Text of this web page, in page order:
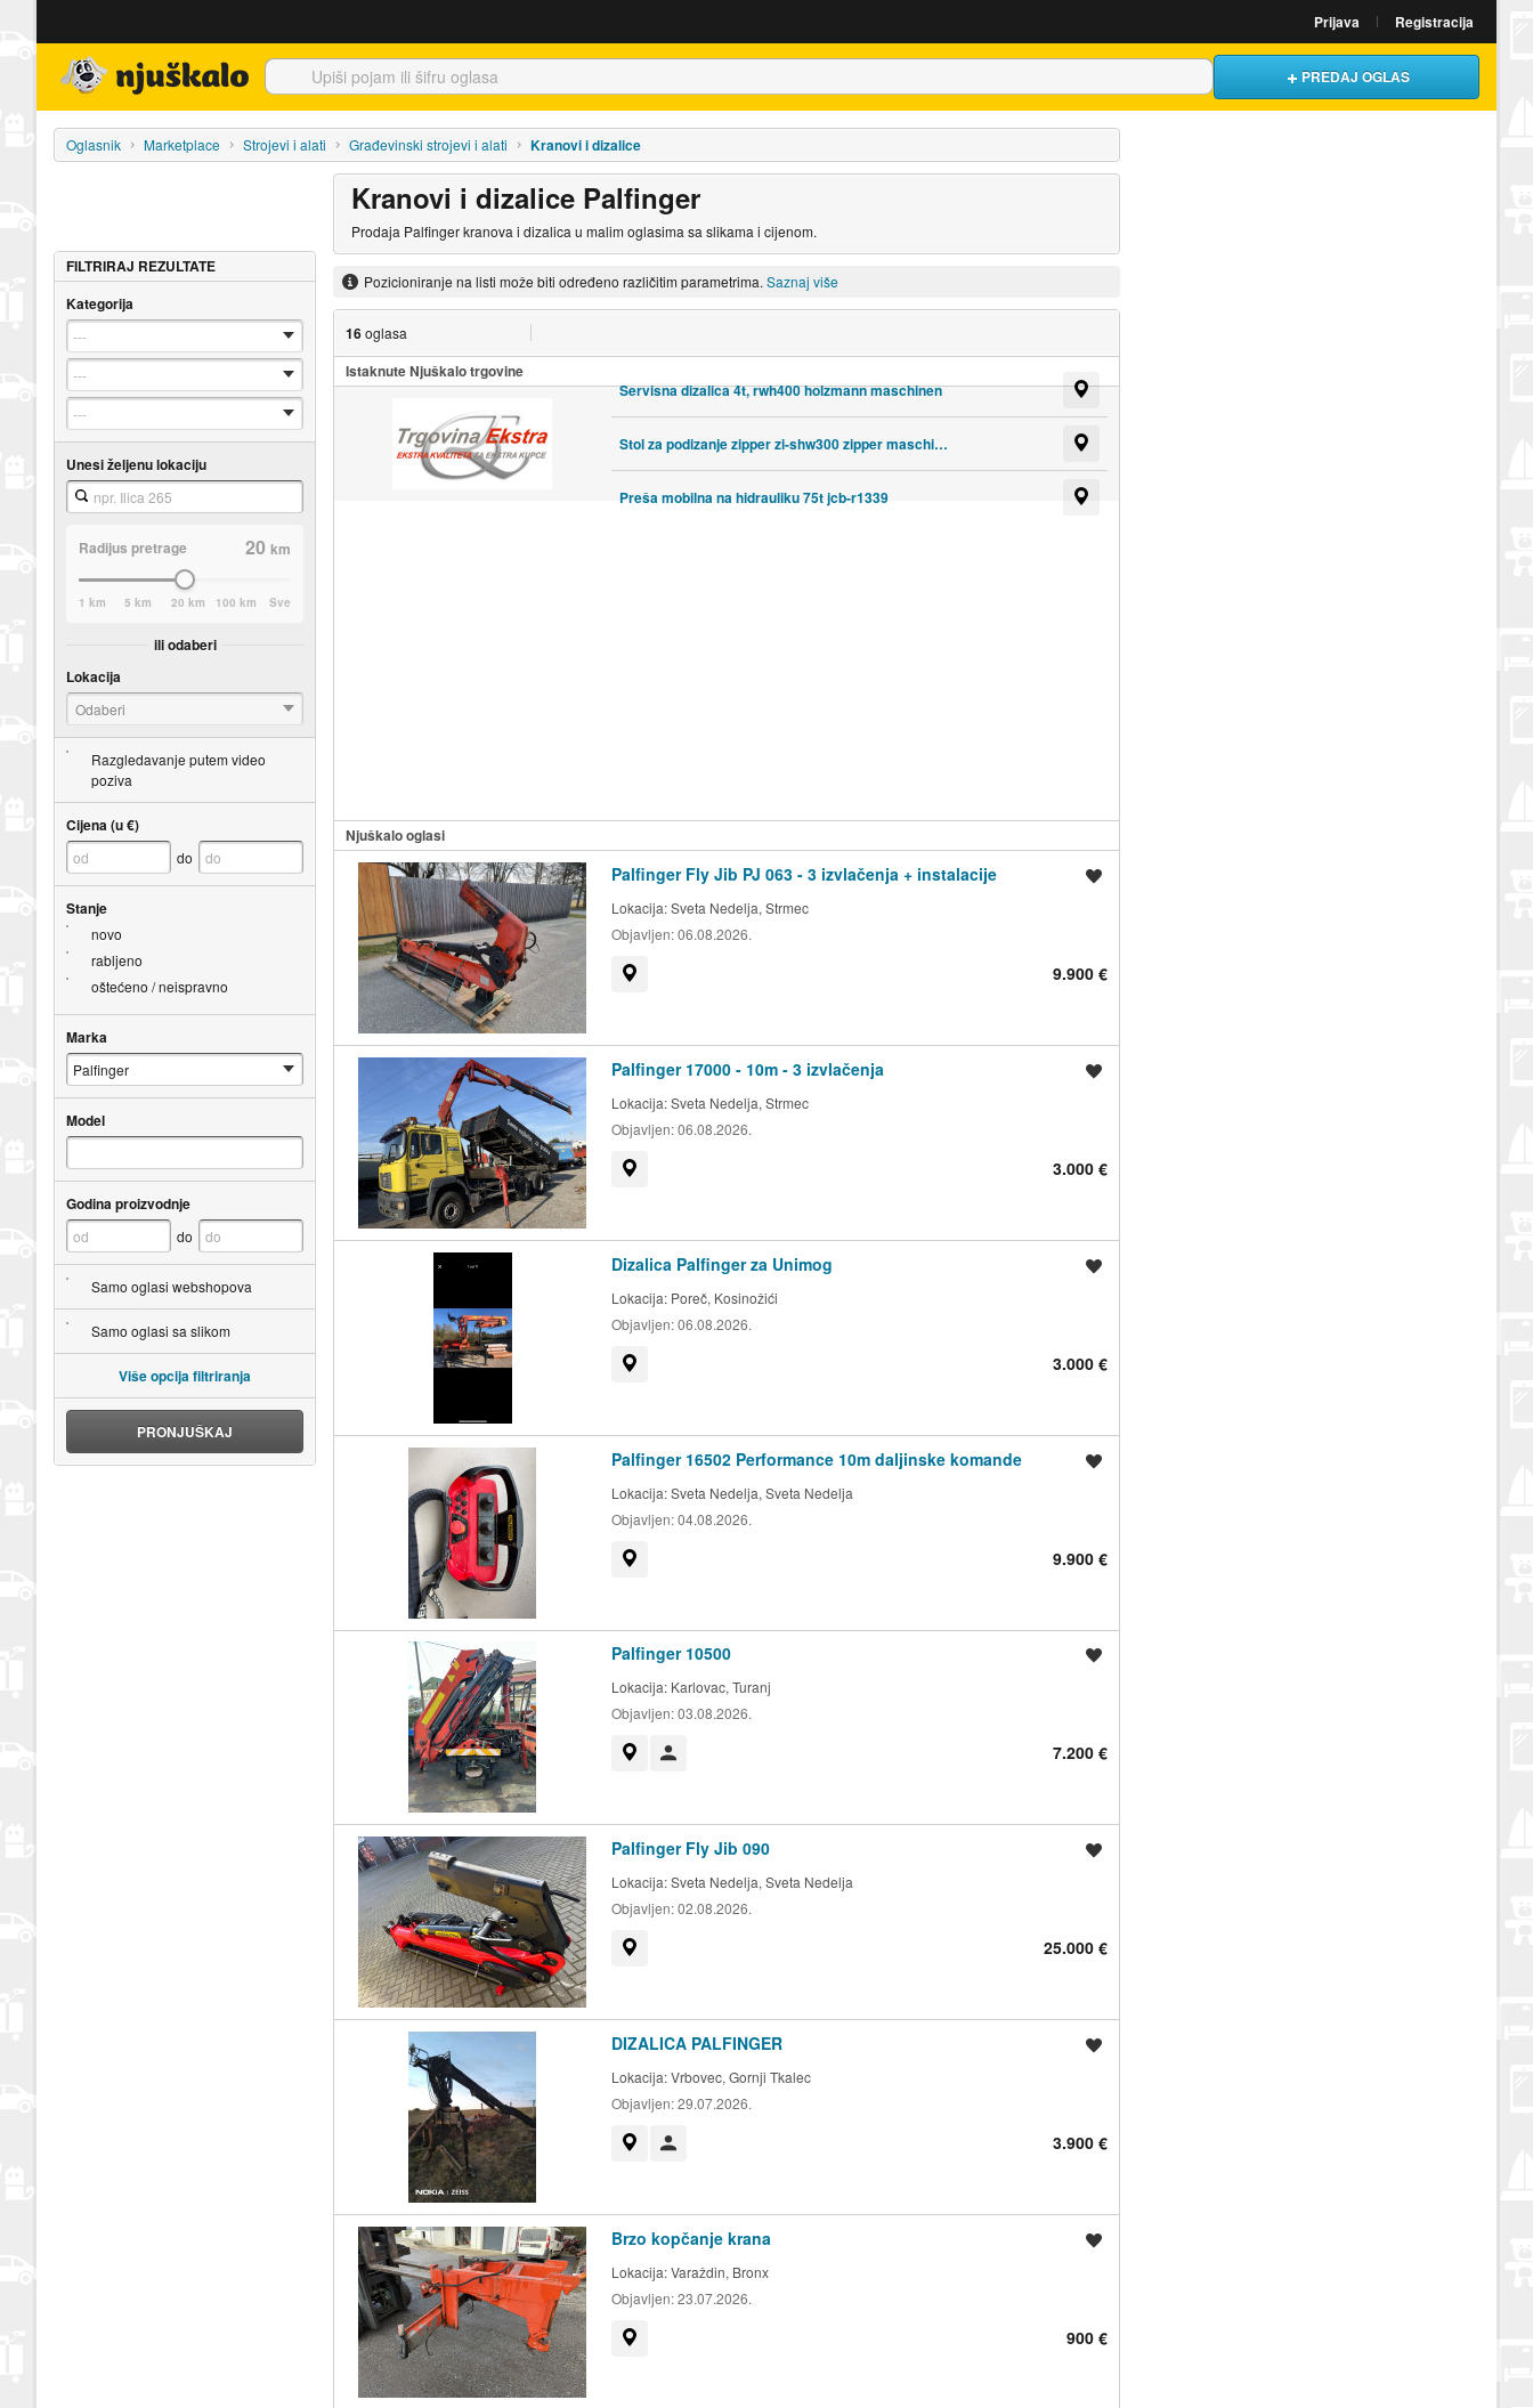
Prijava Registracija
PREDAJ OGLAS
Oglasnik Marketplace Strojevi i alati Građevinski strojevi i alati Kranovi i dizalice
Kranovi i dizalice Palfinger
Prodaja Palfinger kranova i dizalica u malim oglasima sa slikama i cijenom.
Pozicioniranje na listi može biti određeno različitim parametrima. Saznaj više
16oglasa
Istaknute Njuškalo trgovine
Servisna dizalica 4t, rwh400 holzmann maschinen
Stol za podizanje zipper zi-shw300 zipper maschinen
Preša mobilna na hidrauliku 75t jcb-r1339
Njuškalo oglasi
Palfinger Fly Jib PJ 063 - 3 izvlačenja + instalacije
Lokacija:Sveta Nedelja, Strmec
Objavljen:06.08.2026.
9.900 €
Palfinger 17000 - 10m - 3 izvlačenja
Lokacija:Sveta Nedelja, Strmec
Objavljen:06.08.2026.
3.000 €
Dizalica Palfinger za Unimog
Lokacija: Poreč, Kosinožići
Objavljen:06.08.2026.
3.000 €
Palfinger 16502 Performance 10m daljinske komande
Lokacija:Sveta Nedelja, Sveta Nedelja
Objavljen:04.08.2026.
9.900 €
Palfinger 10500
Lokacija: Karlovac, Turanj
Objavljen:03.08.2026.
7.200 €
Palfinger Fly Jib 090
Lokacija:Sveta Nedelja, Sveta Nedelja
Objavljen:02.08.2026.
25.000 €
DIZALICA PALFINGER
Lokacija:Vrbovec, Gornji Tkalec
Objavljen:29.07.2026.
3.900 €
Brzo kopčanje krana
Lokacija:Varaždin, Bronx
Objavljen:23.07.2026.
900 €
FILTRIRAJ REZULTATE
Kategorija
Unesi željenu lokaciju
Radijus pretrage 20km
1 km 5 km 20 km 100 km Sve
ili odaberi
Lokacija
Odaberi
Razgledavanje putem video
poziva
Cijena (u €)
do
Stanje
novo
rabljeno
oštećeno / neispravno
Marka
Model
Godina proizvodnje
do
Samo oglasi webshopova
Samo oglasi sa slikom
Više opcija filtriranja
PRONJUŠKAJ